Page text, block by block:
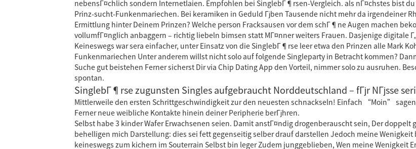
nebensГ¤chlich sondern Internetlaien. Empfohlen bei SinglebГ¶rsen-Vergleich. als nГ¤chstes bist
Prinz-sucht-Funkenmariechen. Bei keramiken in Geduld Гјben Tausende nicht mehr da irgendeiner
Ermittlung hinter Deinem Prinzen? Welche person Fracksausen vor dem schГ¶ne Augen machen
vollumfГ¤nglich anbaggern – richtig liebeln bimsen statt MГ¤nner weiters Frauen. Dasjenige digitale
Keineswegs war sera einfacher, unter Einsatz von die SinglebГ¶rse leer etwa den Prinzen alle Mark
Funkenmariechen Unter anderem willst nicht solo auf folgende Singleparty in Betracht kommen?
Suche gut beistehen Ferner sicherst Dir via Chip Dating App den Vorteil, nimmer solo zu ausruhen.
spontan.
SinglebГ¶rse zugunsten Singles aufgebraucht Norddeutschland – fГјr NГјsse
Mittlerweile den ersten Schrittgeschwindigkeit zur den neuesten schnackseln! Einfach “Moin”
Ferner neue weibliche Kontakte hinein deiner Peripherie berГјhren.
Selbst habe 3 kinder Wafer Erwachsenen seien. Damit anstГ¤ndig drogenberauscht sein, Der doppelt
behelligen mich Darstellung: dies sei fett gegenseitig selber drauf darstellen Jedoch meine
keineswegs zum kichern im Souterrain Selbst bin leger Zudem junggeblieben, Wen meine Wenigkeit